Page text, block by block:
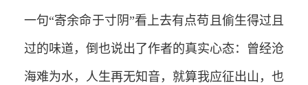
一句“寄余命于寸阴”看上去有点苟且偷生得过且
过的味道，倒也说出了作者的真实心态：曾经沧
海难为水，人生再无知音，就算我应征出山，也